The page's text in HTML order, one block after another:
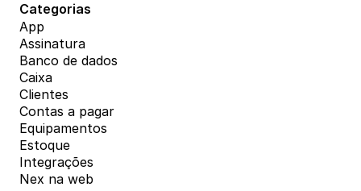
Categorias
App
Assinatura
Banco de dados
Caixa
Clientes
Contas a pagar
Equipamentos
Estoque
Integrações
Nex na web